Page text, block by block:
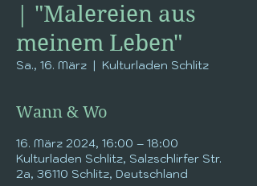
| "Malereien aus
meinem Leben"
Sa., 16. März
  |
Kulturladen Schlitz
Wann & Wo
16. März 2024, 16:00 – 18:00
Kulturladen Schlitz, Salzschlirfer Str.
2a, 36110 Schlitz, Deutschland